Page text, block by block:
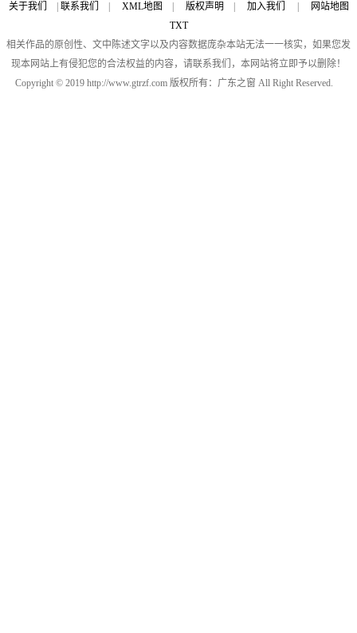
关于我们 联系我们 XML地图 版权声明 加入我们
网站地图
TXT
相关作品的原创性、文中陈述文字以及内容数据庞杂本站无法一一核实，如果您发
现本网站上有侵犯您的合法权益的内容，请联系我们，本网站将立即予以删除！
Copyright © 2019 http://www.gtrzf.com 版权所有：广东之窗 All Right Reserved.